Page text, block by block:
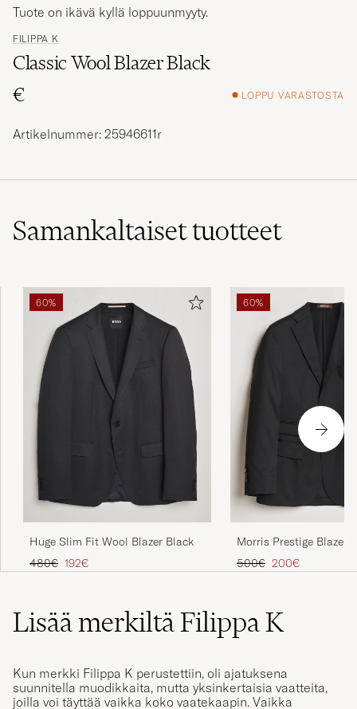
FILIPPA K
Classic Wool Blazer Black
€
LOPPU VARASTOSTA
Tuote on ikävä kyllä loppuunmyyty.
Artikelnummer: 25946611r
Samankaltaisettuotteet
60%
Huge Slim Fit Wool Blazer Black
Tavallinen hinta
480€ Alennettu hinta
192€
60%
Morris Prestige Blazer
Tavallinen hinta
500€ Alennettu hinta
200€
Lisää merkiltä Filippa K
Kun merkki Filippa K perustettiin, oli ajatuksena
suunnitella muodikkaita, mutta yksinkertaisia vaatteita,
joilla voi täyttää vaikka koko vaatekaapin. Vaikka